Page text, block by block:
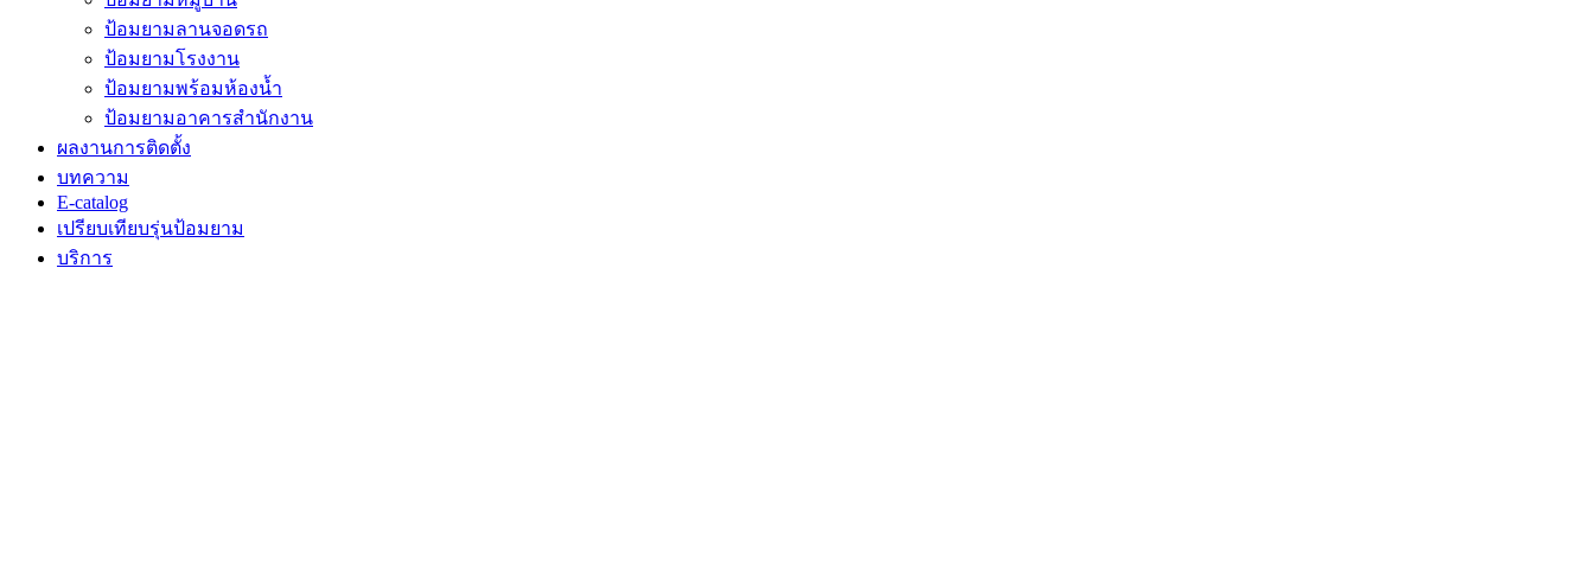
ป้อมยามลานจอดรถ
ป้อมยามโรงงาน
ป้อมยามพร้อมห้องน้ำ
ป้อมยามอาคารสำนักงาน
ผลงานการติดตั้ง
บทความ
E-catalog
เปรียบเทียบรุ่นป้อมยาม
บริการ